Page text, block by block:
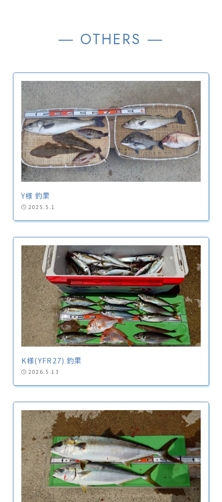
― OTHERS ―
Y様 釣果
2025.5.1
K様(YFR27) 釣果
2026.5.13